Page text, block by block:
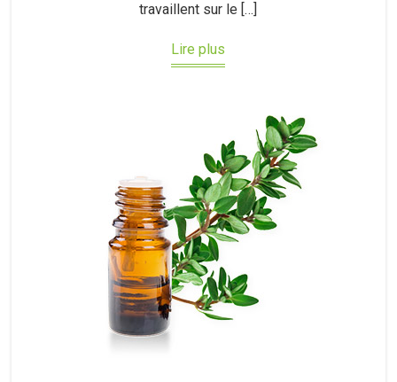
travaillent sur le […]
Lire plus